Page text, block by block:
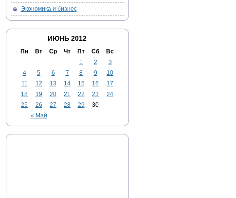
Экономика и бизнес
ИЮНЬ 2012
Пн Вт Ср Чт Пт Сб Вс
« Май
1 2
3
4
5 6 7 8 9
10
11
12 13 14 15 16
17
18
19 20 21 22 23
24
25
26 27 28 29 30